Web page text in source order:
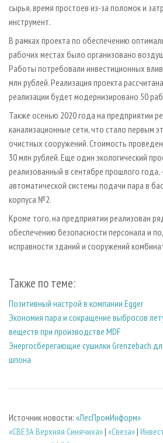
сырья, время простоев из-за поломок и
инструмент.
В рамках проекта по обеспечению
рабочих местах было организовано
Работы потребовали инвестиционных
млн рублей. Реализация проекта
реализации будет модернизировано 50
Также осенью 2020 года на предприятии
канализационные сети, что стало первым
очистных сооружений. Стоимость
30 млн рублей. Еще один экологический
реализованный в сентябре прошлого года,
автоматической системы подачи пара в
корпуса №2.
Кроме того, на предприятии реализован
обеспечению безопасности персонала и
исправности зданий и сооружений
Также по теме:
Позитивный настрой в компании Egger
Экономия пара и сокращение выбросов
веществ при производстве MDF
Энергосберегающие сушилки Grenzebach
шпона
Источник новости: «ЛесПромИнформ»
«СВЕЗА Верхняя Синячиха»| «Свеза»|